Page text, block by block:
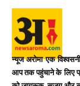
न्यूज अरोमा एक
आप तक पहुंचाने के लिए